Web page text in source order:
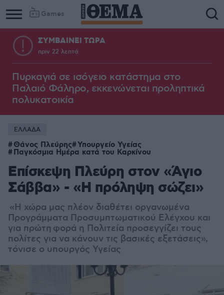
Games
ΣΥΜΒΑΙΝΕΙ ΤΩΡΑ
πριν 22 λεπτά
Πυρκαγιά σε ισόγειο κατάστημα στο
Παλαιό Φάληρο, εκκενώνεται προληπτικά
πολυκατοικία
ΕΛΛΑΔΑ
Θάνος Πλεύρης Υπουργείο Υγείας
Παγκόσμια Ημέρα κατά του Καρκίνου
Επίσκεψη Πλεύρη στον «Άγιο
Σάββα» - «Η πρόληψη σώζει»
«Η χώρα μας πλέον διαθέτει οργανωμένα
Προγράμματα Προσυμπτωματικού Ελέγχου και
για πρώτη φορά η Πολιτεία προσεγγίζει τους
πολίτες για να κάνουν τις βασικές εξετάσεις»,
τόνισε ο υπουργός Υγείας